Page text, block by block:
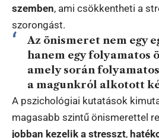
szemben, ami csökkentheti a
szorongást.
Az önismeret nem egy
hanem egyfolyamatos
amely során
a magunkról alkotott
A pszichológiai kutatások
magasabb szintű önismerettel
jobban kezelik a stresszt,